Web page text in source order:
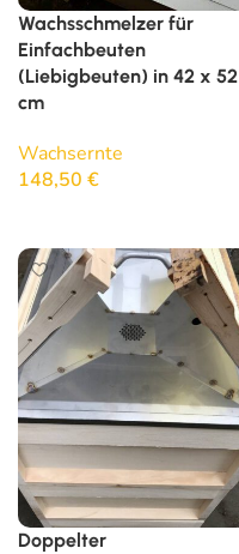
Wachsschmelzer für
Einfachbeuten
(Liebigbeuten) in 42 x 52
cm
Wachsernte
148,50 €
Doppelter